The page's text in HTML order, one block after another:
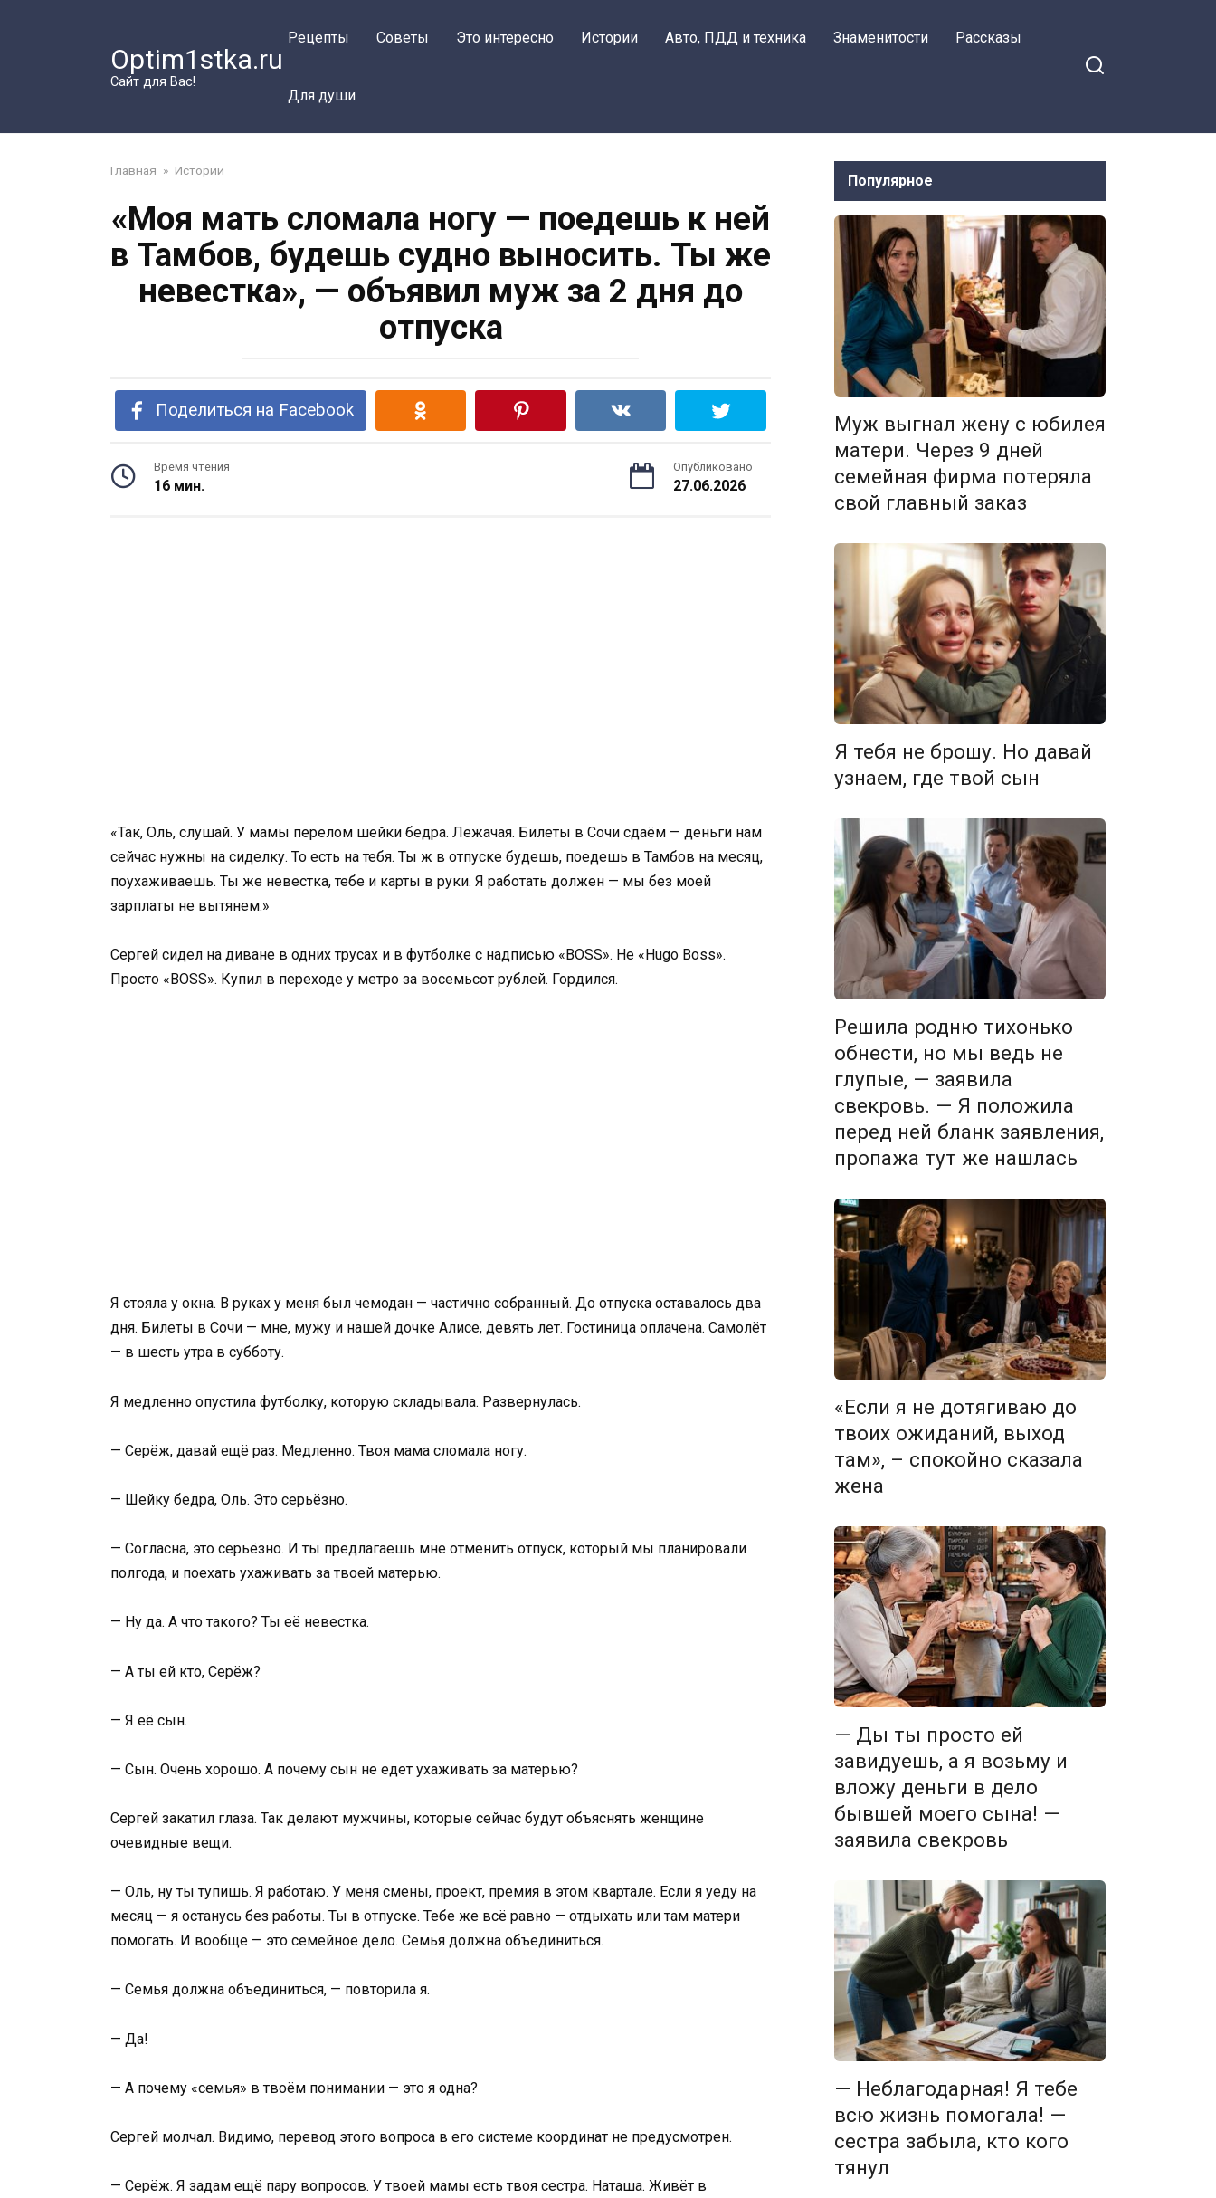
Optim1stka.ru
Сайт для Вас!
Рецепты Советы Это интересно Истории Авто, ПДД и техника Знаменитости Рассказы
Для души
Главная » Истории
«Моя мать сломала ногу — поедешь к ней
в Тамбов, будешь судно выносить. Ты же
невестка», — объявил муж за 2 дня до
отпуска
Поделиться на Facebook
Время чтения
16 мин.
Опубликовано
27.06.2026
«Так, Оль, слушай. У мамы перелом шейки бедра. Лежачая. Билеты в Сочи сдаём — деньги нам
сейчас нужны на сиделку. То есть на тебя. Ты ж в отпуске будешь, поедешь в Тамбов на месяц,
поухаживаешь. Ты же невестка, тебе и карты в руки. Я работать должен — мы без моей
зарплаты не вытянем.»
Сергей сидел на диване в одних трусах и в футболке с надписью «BOSS». Не «Hugo Boss».
Просто «BOSS». Купил в переходе у метро за восемьсот рублей. Гордился.
Я стояла у окна. В руках у меня был чемодан — частично собранный. До отпуска оставалось два
дня. Билеты в Сочи — мне, мужу и нашей дочке Алисе, девять лет. Гостиница оплачена. Самолёт
— в шесть утра в субботу.
Я медленно опустила футболку, которую складывала. Развернулась.
— Серёж, давай ещё раз. Медленно. Твоя мама сломала ногу.
— Шейку бедра, Оль. Это серьёзно.
— Согласна, это серьёзно. И ты предлагаешь мне отменить отпуск, который мы планировали
полгода, и поехать ухаживать за твоей матерью.
— Ну да. А что такого? Ты её невестка.
— А ты ей кто, Серёж?
— Я её сын.
— Сын. Очень хорошо. А почему сын не едет ухаживать за матерью?
Сергей закатил глаза. Так делают мужчины, которые сейчас будут объяснять женщине
очевидные вещи.
— Оль, ну ты тупишь. Я работаю. У меня смены, проект, премия в этом квартале. Если я уеду на
месяц — я останусь без работы. Ты в отпуске. Тебе же всё равно — отдыхать или там матери
помогать. И вообще — это семейное дело. Семья должна объединиться.
— Семья должна объединиться, — повторила я.
— Да!
— А почему «семья» в твоём понимании — это я одна?
Сергей молчал. Видимо, перевод этого вопроса в его системе координат не предусмотрен.
— Серёж. Я задам ещё пару вопросов. У твоей мамы есть твоя сестра. Наташа. Живёт в
Популярное
Муж выгнал жену с юбилея
матери. Через 9 дней
семейная фирма потеряла
свой главный заказ
Я тебя не брошу. Но давай
узнаем, где твой сын
Решила родню тихонько
обнести, но мы ведь не
глупые, — заявила
свекровь. — Я положила
перед ней бланк заявления,
пропажа тут же нашлась
«Если я не дотягиваю до
твоих ожиданий, выход
там», – спокойно сказала
жена
— Ды ты просто ей
завидуешь, а я возьму и
вложу деньги в дело
бывшей моего сына! —
заявила свекровь
— Неблагодарная! Я тебе
всю жизнь помогала! —
сестра забыла, кто кого
тянул
пошло не по его плану